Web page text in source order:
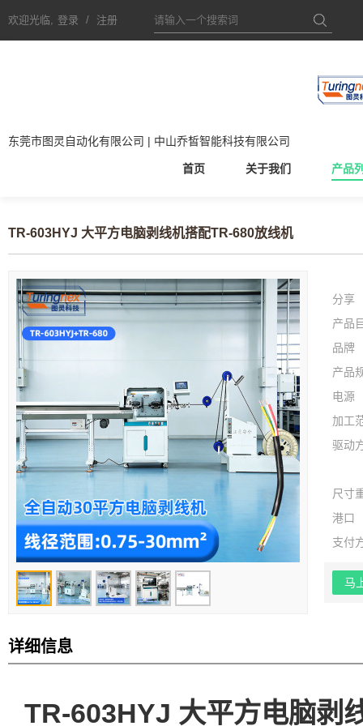
欢迎光临, 登录 / 注册
东莞市图灵自动化有限公司 | 中山乔皙智能科技有限公司
首页 关于我们 产品
TR-603HYJ 大平方电脑剥线机搭配TR-680放线机
分享
产品
品牌
产品
电源
加工
驱动
尺寸
港口
支付
马
详细信息
TR-603HYJ 大平方电脑剥